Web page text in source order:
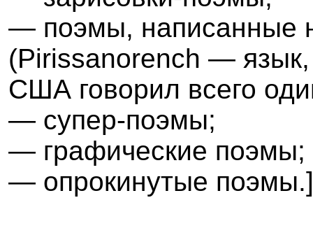
— поэмы, написанные
(Pirissanorench — язык,
США говорил всего
— супер-поэмы;
— графические поэмы;
— опрокинутые поэмы.]